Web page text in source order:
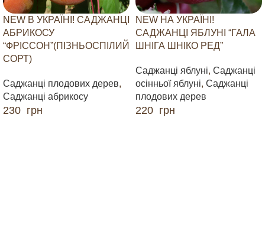
NEW В УКРАЇНІ! САДЖАНЦІ
АБРИКОСУ
“ФРІССОН”(ПІЗНЬОСПІЛИЙ
СОРТ)
Саджанці плодових дерев,
Саджанці абрикосу
230 грн
NEW НА УКРАЇНІ!
САДЖАНЦІ ЯБЛУНІ “ГАЛА
ШНІГА ШНІКО РЕД”
Саджанці яблуні, Саджанці
осінньої яблуні, Саджанці
плодових дерев
220 грн